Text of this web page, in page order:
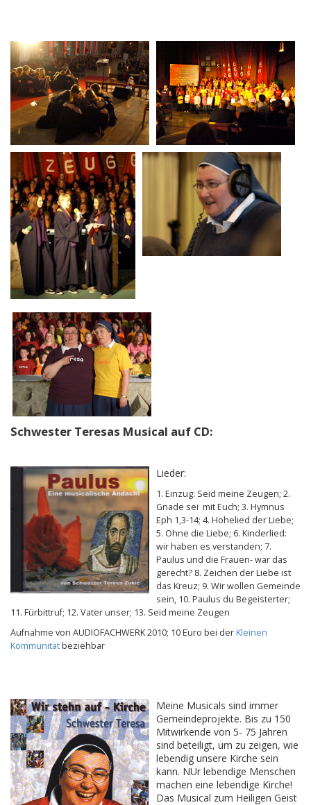
Schwester Teresas Musical auf CD:
Lieder:
1. Einzug: Seid meine Zeugen; 2.
Gnade sei mit Euch; 3. Hymnus
Eph 1,3-14; 4. Hohelied der Liebe;
5. Ohne die Liebe; 6. Kinderlied:
wir haben es verstanden; 7.
Paulus und die Frauen- war das
gerecht? 8. Zeichen der Liebe ist
das Kreuz; 9. Wir wollen Gemeinde
sein, 10. Paulus du Begeisterter;
11. Fürbittruf; 12. Vater unser; 13. Seid meine Zeugen
Aufnahme von AUDIOFACHWERK 2010; 10 Euro bei derKleinen
Kommunitätbeziehbar
Meine Musicals sind immer
Gemeindeprojekte. Bis zu 150
Mitwirkende von 5- 75 Jahren
sind beteiligt, um zu zeigen, wie
lebendig unsere Kirche sein
kann. NUr lebendige Menschen
machen eine lebendige Kirche!
Das Musical zum Heiligen Geist